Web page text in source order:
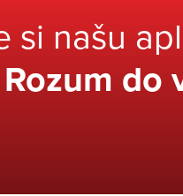
si našu
do